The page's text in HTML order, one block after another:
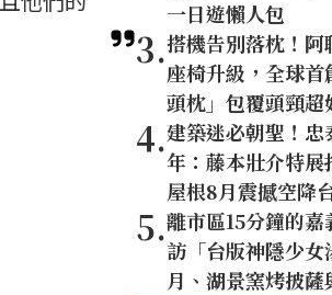
一日遊懶人包
3.搭機告別落枕！
座椅升級，全球
頭枕」包覆頭頸超
4.建築迷必朝聖！忠
年：藤本壯介特展
屋根8月震撼空降
5.離市區15分鐘的
訪「台版神隱少
月、湖景窯烤披